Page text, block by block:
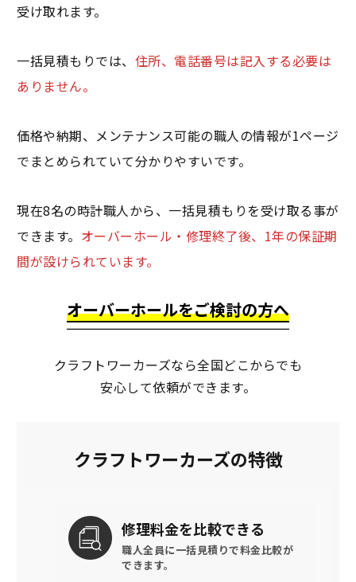
受け取れます。
一括見積もりでは、 住所、電話番号は記入する必要は
ありません。
価格や納期、メンテナンス可能の職人の情報が1ページ
でまとめられていて分かりやすいです。
現在8名の時計職人から、一括見積もりを受け取る事が
できます。 オーバーホール・修理終了後、1年の保証期
間が設けられています。
オーバーホールをご検討の方へ
クラフトワーカーズなら全国どこからでも
安心して依頼ができます。
クラフトワーカーズの特徴
修理料金を比較できる
職人全員に一括見積りで料金比較が
できます。